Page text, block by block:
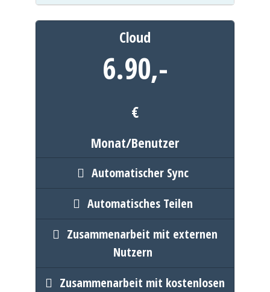
Cloud
6.90,-
€
Monat/Benutzer
Automatischer Sync
Automatisches Teilen
Zusammenarbeit mit externen
Nutzern
Zusammenarbeit mit kostenlosen